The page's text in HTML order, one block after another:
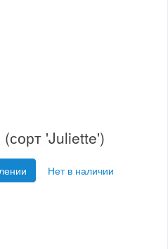
'Juliette')
Нет в наличии